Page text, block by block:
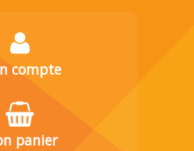
compte
panier